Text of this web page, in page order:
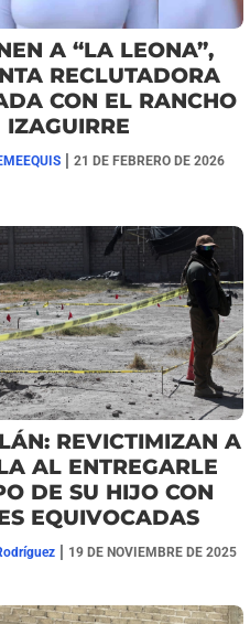
A “LA LEONA”,
RECLUTADORA
CON EL RANCHO
IZAGUIRRE
21 DE FEBRERO DE 2026
REVICTIMIZAN A
AL ENTREGARLE
DE SU HIJO CON
EQUIVOCADAS
| 19 DE NOVIEMBRE DE 2025